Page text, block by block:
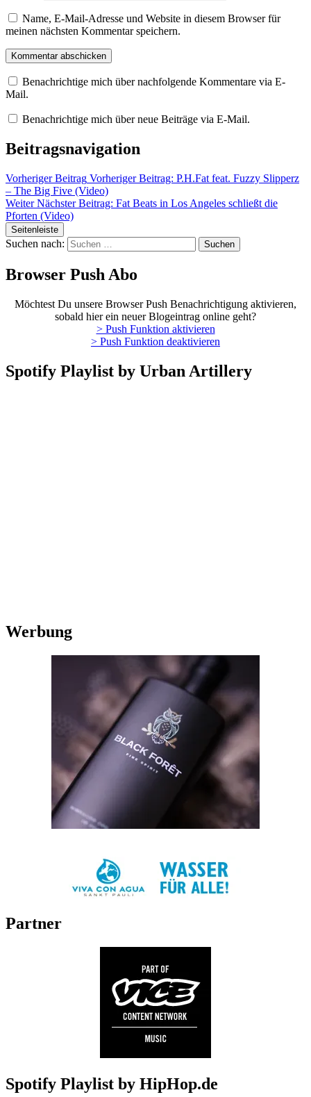
Name, E-Mail-Adresse und Website in diesem Browser für
meinen nächsten Kommentar speichern.
Benachrichtige mich über nachfolgende Kommentare via E-
Mail.
Benachrichtige mich über neue Beiträge via E-Mail.
Beitragsnavigation
Vorheriger Beitrag Vorheriger Beitrag: P.H.Fat feat. Fuzzy Slipperz
– The Big Five (Video)
Weiter Nächster Beitrag: Fat Beats in Los Angeles schließt die
Pforten (Video)
Seitenleiste
Suchen nach:
Browser Push Abo
Möchtest Du unsere Browser Push Benachrichtigung aktivieren,
sobald hier ein neuer Blogeintrag online geht?
> Push Funktion aktivieren
> Push Funktion deaktivieren
Spotify Playlist by Urban Artillery
Werbung
Partner
Spotify Playlist by HipHop.de